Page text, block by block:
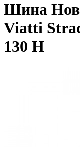
Шина
Viatti
130 H